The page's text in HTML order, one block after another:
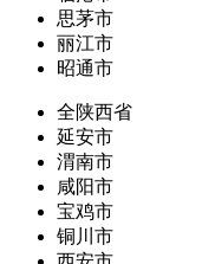
思茅市
丽江市
昭通市
全陕西省
延安市
渭南市
咸阳市
宝鸡市
铜川市